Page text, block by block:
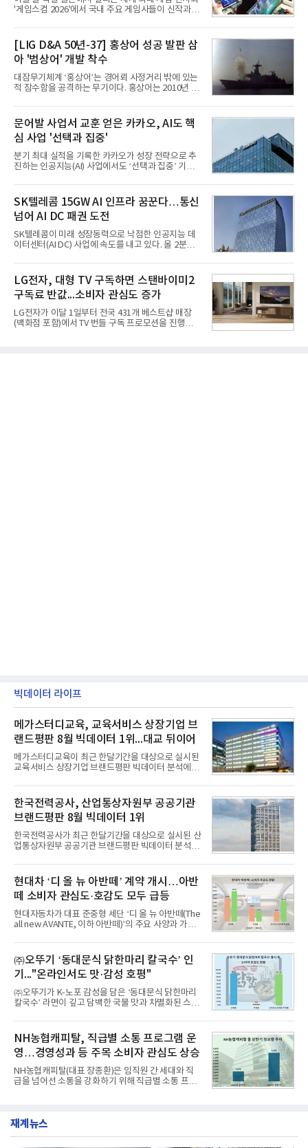
'게임스컴 2026'에서 국내 주요 게임사들이 신작과 글
체별로 엇갈린 가운데 하반기 신작 흥행과 해외 시장
성과가 실적을 좌우할 핵심 변수로 떠오르고 있다.8일
업계에 따르면 올해 상반기 게임업계는 기업별 성적
표가 크게 갈렸다. 대표적으로 크래프톤은 'PUBG: 배
틀그라운드'의 안정적인 성장에 힘입어 상반기 연결
기준 매출 2조6616억원, 영업이익 9725억원으로 역
대 최대 실적을 기록했다. 엔씨도 올해 출시한 '아이온
동기 대
[LIG D&A 50년-37] 홍상어 성공 발판 삼
아 '범상어' 개발 착수
대잠무기체계 ‘홍상어’는 경어뢰 사정거리 밖에 있는
적 잠수함을 공격하는 무기이다. 홍상어는 2010년 넥
이뤄졌다. 이후 2012년 한국형 구축함(KDX-1) 이상
의 함정에 실전 배치됐다.그해 7월 해군은 동해상에서
성능 검증을 위해 홍상어 시험발사를 실시했다. 이때
홍상어가 목표 지점에서 입수한 후 표적을 타격하지
못하고 물속에서 멈춰버리는 예상 밖의 일이 벌어졌
다. 2차 품질확인 사격 시험에서도 만족스러운 결과를
얻지 못했다. 완벽한 신뢰성 확보를 위해 LIG넥스원은
분야를
문어발 사업서 교훈 얻은 카카오, AI도 핵
심 사업 '선택과 집중'
분기 최대 실적을 기록한 카카오가 성장 전략으로 추
진하는 인공지능(AI) 사업에서도 ‘선택과 집중’ 기조
라 투자에 나서는 것과 달리, 카카오는 ‘카카오톡’이
라는 플랫폼 경쟁력을 활용한 AI 에이전트 서비스에
집중하는 전략이다. 과거 무리한 사업 확장 과정에서
겪었던 시행착오를 되풀이하지 않고 핵심 역량에 집
중하겠다는 취지로 풀이된다.7일 업계에 따르면 카카
오는 올해 2분기 연결 기준 매출 2조985억원, 영업이
익 2770억원을 기록했다. 전년 동기 대비 매출과 영업
은 4884억
SK텔레콤 15GW AI 인프라 꿈꾼다…통신
넘어 AI DC 패권 도전
SK텔레콤이 미래 성장동력으로 낙점한 인공지능 데
이터센터(AI DC) 사업에 속도를 내고 있다. 올 2분기
는 2035년까지 총 15GW(기가와트) 규모의 AI DC를
구축하겠다는 대형 청사진을 제시하면서다. 이에 따
라 경쟁 구도 역시 이동통신사인 KT, LG유플러스를
넘어 네이버, 삼성SDS 등 IT 인프라 기업으로 확장되
고 있다.7일 SK텔레콤에 따르면 회사는 올해 2분기
연결 기준 매출 4조 3591억원, 영업이익 5660억원을
기록했다. 매출은 전년 동기 대비 0.5%, 영업이익은
LG전자, 대형 TV 구독하면 스탠바이미2
구독료 반값...소비자 관심도 증가
LG전자가 이달 1일부터 전국 431개 베스트샵 매장
(백화점 포함)에서 TV 번들 구독 프로모션을 진행하고
빅데이터 라이프
메가스터디교육, 교육서비스 상장기업 브
랜드평판 8월 빅데이터 1위...대교 뒤이어
메가스터디교육이 최근 한달기간을 대상으로 실시된
교육서비스 상장기업 브랜드평판 빅데이터 분석에서
일 한국기업평판연구소(소장 구창환)는 국내 교육서
비스 상장기업 브랜드를 대상으로 지난 7월 7일부터
8월 7일까지 수집된 소비자 빅데이터 10,074,233건
을 분석한 결과, 메가스터디교육이 브랜드평판지수
1,710,926을 기록하며 8월 1위에 올랐다고 밝혔다.
분석에 활용된 빅데이터는 지난 7월(9,491,206건) 대
비 6.14% 증가한 수치로, 교육서비스 상장기업 브랜
디교육, 대교, 디지
한국전력공사, 산업통상자원부 공공기관
브랜드평판 8월 빅데이터 1위
한국전력공사가 최근 한달기간을 대상으로 실시된 산
업통상자원부 공공기관 브랜드평판 빅데이터 분석에
이 순으로 뒤를 이었다.7일 한국기업평판연구소(소장
구창환)는 산업통상자원부 공공기관 41개 브랜드를
대상으로 지난 7월 7일부터 8월 7일까지 수집된 소비
자 빅데이터 91,102,549건을 분석한 결과, 한국전력
공사가 브랜드평판지수 10,670,633을 기록하며 8월
1위에 올랐다고 밝혔다. 분석에 활용된 빅데이터는 지
난 7월(88,893,823건) 대비 2.48% 증가한 수치다.연
수력원자력, 한국석
현대차 ‘디 올 뉴 아반떼’ 계약 개시…아반
떼 소비자 관심도·호감도 모두 급등
현대자동차가 대표 준중형 세단 ‘디 올 뉴 아반떼(The
all new AVANTE, 이하 아반떼)’의 주요 사양과 가격
떼는 6년 만에 선보이는 8세대 완전변경 모델로, ▲정
교한 선과 면을 중심으로 완성한 파격적인 디자인 ▲
과거 중형 세단 수준으로 확대된 차체 제원 ▲글로벌
최고 수준의 안전성 ▲성능과 효율을 동시에 높인 주
행 완성도 ▲첨단 편의 및 디지털 사양 적용 등을 통해
글로벌 준중형 세단의 새로운 기준을 세웠다.아반떼
는 가솔린 2.0과 1.6 하이브리드 두 가지 파워트레인
넘
㈜오뚜기 ‘동대문식 닭한마리 칼국수’ 인
기..."온라인서도 맛·감성 호평"
㈜오뚜기가 K-노포 감성을 담은 ‘동대문식 닭한마리
칼국수’ 라면이 깊고 담백한 국물 맛과 차별화된 스토
혔다.‘동대문식 닭한마리 칼국수’는 예상을 뛰어넘는
소비자 호응에 힘입어 지난 7월 13일 첫 선을 보인 지
단 18일 만에 누적 판매량 50만 개를 돌파하는 성과를
거두었다.이번 신제품은 개발진이 전국의 닭한마리
전문점을 직접 찾아 다니며 최적의 육수 비율을 완성
했다. 자극적이지 않으면서도 깊은 닭육수에 마늘의
개운한 풍미를 더했으며, 국물이 잘 배어들면서도 쫄
서도
NH농협캐피탈, 직급별 소통 프로그램 운
영…경영성과 등 주목 소비자 관심도 상승
NH농협캐피탈(대표 장종환)은 임직원 간 세대와 직
급을 넘어선 소통을 강화하기 위해 직급별 소통 프로
영지원부 홍보팀과 2026년 새로이(e)＊가 공동 주관
재계뉴스